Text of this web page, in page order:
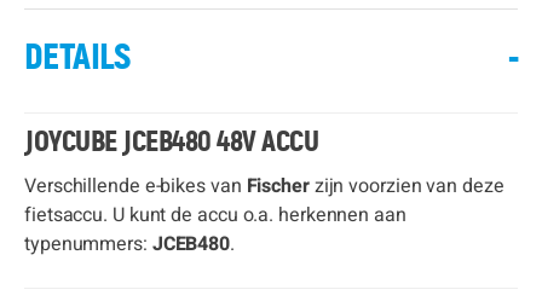
DETAILS -
JOYCUBE JCEB480 48V ACCU
Verschillende e-bikes van Fischerzijn voorzien van deze
fietsaccu. U kunt de accu o.a. herkennen aan
typenummers: JCEB480.